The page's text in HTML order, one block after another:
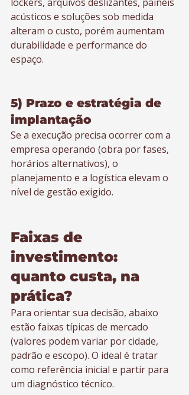
acústicos e soluções sob medida
alteram o custo, porém aumentam
durabilidade e performance do
espaço.
5) Prazo e estratégia de
implantação
Se a execução precisa ocorrer com a
empresa operando (obra por fases,
horários alternativos), o
planejamento e a logística elevam o
nível de gestão exigido.
Faixas de
investimento:
quanto custa, na
prática?
Para orientar sua decisão, abaixo
estão faixas típicas de mercado
(valores podem variar por cidade,
padrão e escopo). O ideal é tratar
como referência inicial e partir para
um diagnóstico técnico.